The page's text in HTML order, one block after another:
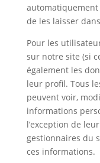
de les laisser
Pour les
sur notre site (si
également les
leur profil. Tous
peuvent voir,
informations
l’exception de
gestionnaires du
ces informations.